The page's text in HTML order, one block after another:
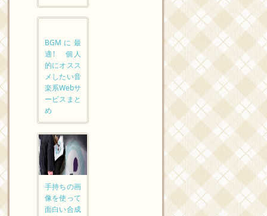
BGMに最
適! 個人
的にオスス
メしたい音
楽系Webサ
ービスまと
め
手持ちの画
像を使って
面白い合成